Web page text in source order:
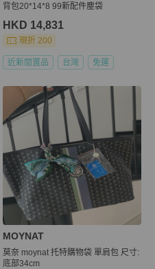
背包20*14*8 99新配件塵袋
HKD 14,831
現折 200
近新閒置品 台灣 免運
MOYNAT
莫奈 moynat 托特購物袋 單肩包 尺寸:
底部34cm